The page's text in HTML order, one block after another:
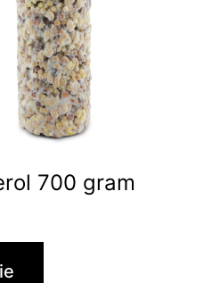
700 gram